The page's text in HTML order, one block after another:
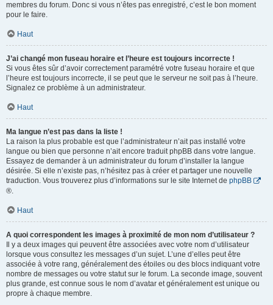
membres du forum. Donc si vous n’êtes pas enregistré, c’est le bon moment
pour le faire.
Haut
J’ai changé mon fuseau horaire et l’heure est toujours incorrecte !
Si vous êtes sûr d’avoir correctement paramétré votre fuseau horaire et que
l’heure est toujours incorrecte, il se peut que le serveur ne soit pas à l’heure.
Signalez ce problème à un administrateur.
Haut
Ma langue n’est pas dans la liste !
La raison la plus probable est que l’administrateur n’ait pas installé votre
langue ou bien que personne n’ait encore traduit phpBB dans votre langue.
Essayez de demander à un administrateur du forum d’installer la langue
désirée. Si elle n’existe pas, n’hésitez pas à créer et partager une nouvelle
traduction. Vous trouverez plus d’informations sur le site Internet de phpBB
®.
Haut
A quoi correspondent les images à proximité de mon nom d’utilisateur ?
Il y a deux images qui peuvent être associées avec votre nom d’utilisateur
lorsque vous consultez les messages d’un sujet. L’une d’elles peut être
associée à votre rang, généralement des étoiles ou des blocs indiquant votre
nombre de messages ou votre statut sur le forum. La seconde image, souvent
plus grande, est connue sous le nom d’avatar et généralement est unique ou
propre à chaque membre.